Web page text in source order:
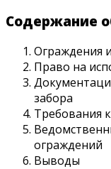
Содержание
Ограждения
Право на
забора
Требования
ограждений
Выводы